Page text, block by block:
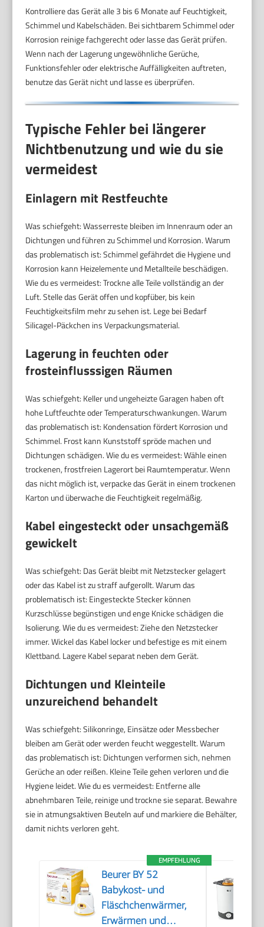
Kontrolliere das Gerät alle 3 bis 6 Monate auf Feuchtigkeit,
Schimmel und Kabelschäden. Bei sichtbarem Schimmel oder
Korrosion reinige fachgerecht oder lasse das Gerät prüfen.
Wenn nach der Lagerung ungewöhnliche Gerüche,
Funktionsfehler oder elektrische Auffälligkeiten auftreten,
benutze das Gerät nicht und lasse es überprüfen.
Typische Fehler bei längerer
Nichtbenutzung und wie du sie
vermeidest
Einlagern mit Restfeuchte
Was schiefgeht: Wasserreste bleiben im Innenraum oder an
Dichtungen und führen zu Schimmel und Korrosion. Warum
das problematisch ist: Schimmel gefährdet die Hygiene und
Korrosion kann Heizelemente und Metallteile beschädigen.
Wie du es vermeidest: Trockne alle Teile vollständig an der
Luft. Stelle das Gerät offen und kopfüber, bis kein
Feuchtigkeitsfilm mehr zu sehen ist. Lege bei Bedarf
Silicagel-Päckchen ins Verpackungsmaterial.
Lagerung in feuchten oder
frosteinflusssigen Räumen
Was schiefgeht: Keller und ungeheizte Garagen haben oft
hohe Luftfeuchte oder Temperaturschwankungen. Warum
das problematisch ist: Kondensation fördert Korrosion und
Schimmel. Frost kann Kunststoff spröde machen und
Dichtungen schädigen. Wie du es vermeidest: Wähle einen
trockenen, frostfreien Lagerort bei Raumtemperatur. Wenn
das nicht möglich ist, verpacke das Gerät in einem trockenen
Karton und überwache die Feuchtigkeit regelmäßig.
Kabel eingesteckt oder unsachgemäß
gewickelt
Was schiefgeht: Das Gerät bleibt mit Netzstecker gelagert
oder das Kabel ist zu straff aufgerollt. Warum das
problematisch ist: Eingesteckte Stecker können
Kurzschlüsse begünstigen und enge Knicke schädigen die
Isolierung. Wie du es vermeidest: Ziehe den Netzstecker
immer. Wickel das Kabel locker und befestige es mit einem
Klettband. Lagere Kabel separat neben dem Gerät.
Dichtungen und Kleinteile
unzureichend behandelt
Was schiefgeht: Silikonringe, Einsätze oder Messbecher
bleiben am Gerät oder werden feucht weggestellt. Warum
das problematisch ist: Dichtungen verformen sich, nehmen
Gerüche an oder reißen. Kleine Teile gehen verloren und die
Hygiene leidet. Wie du es vermeidest: Entferne alle
abnehmbaren Teile, reinige und trockne sie separat. Bewahre
sie in atmungsaktiven Beuteln auf und markiere die Behälter,
damit nichts verloren geht.
EMPFEHLUNG
Beurer BY 52
Babykost- und
Fläschchenwärmer,
Erwärmen und